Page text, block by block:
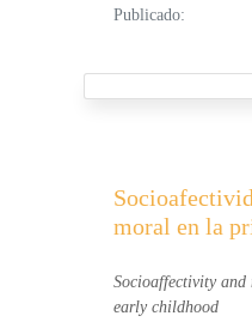
Publicado:
moral en la
Socioaffectivity and
early childhood